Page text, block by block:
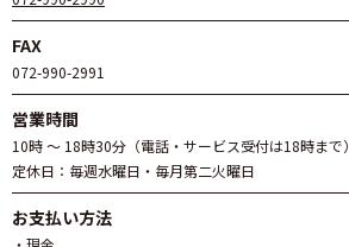
FAX
072-990-2991
営業時間
10時 ～ 18時30分（電話・サービス受付は18時まで）
定休日：毎週水曜日・毎月第二火曜日
お支払い方法